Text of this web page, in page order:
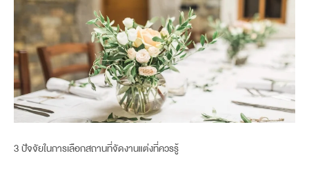
menu
3 ปัจจัยในการเลือกสถานที่จัดงานแต่งที่ควรรู้